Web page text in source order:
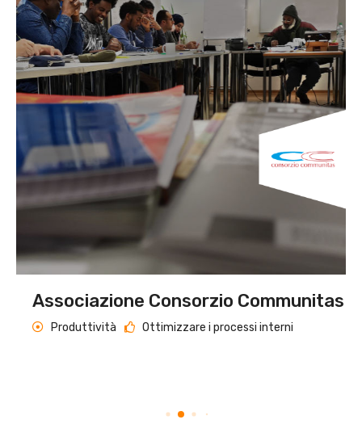
Associazione Consorzio Communitas
Produttività Ottimizzare i processi interni